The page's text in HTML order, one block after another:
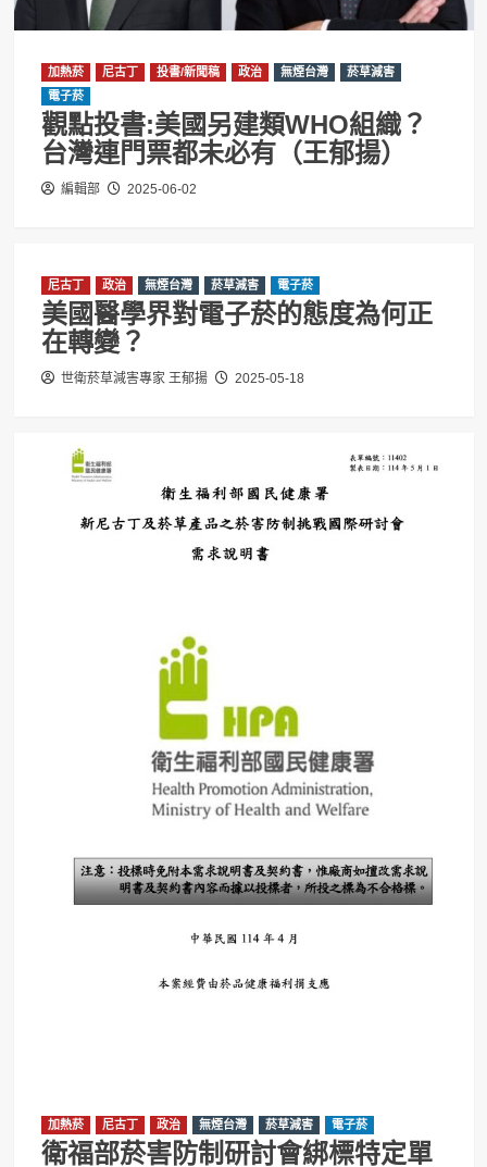
加熱菸 尼古丁 投書/新聞稿 政治 無煙台灣
菸草減害
電子菸
觀點投書:美國另建類WHO組織？
台灣連門票都未必有（王郁揚）
編輯部 2025-06-02
尼古丁 政治 無煙台灣 菸草減害 電子菸
美國醫學界對電子菸的態度為何正
在轉變？
世衛菸草減害專家 王郁揚 2025-05-18
加熱菸 尼古丁 政治 無煙台灣 菸草減害 電子菸
衛福部菸害防制研討會綁標特定單